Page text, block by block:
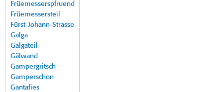
Früemesserspfruend
Früemessersteil
Fürst-Johann-Strasse
Galga
Galgateil
Gälwand
Gampergritsch
Gamperschon
Gantafies